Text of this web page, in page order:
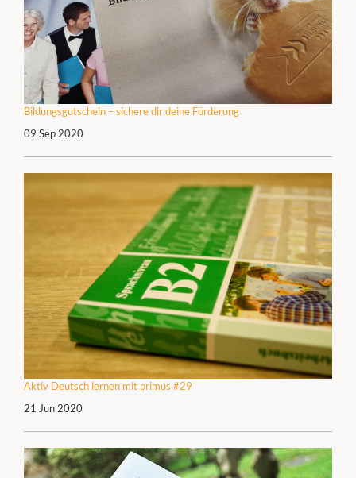
Bildungsgutschein – sichere dir deine Förderung
09 Sep 2020
Aktiv Deutsch lernen mit primus #29
21 Jun 2020